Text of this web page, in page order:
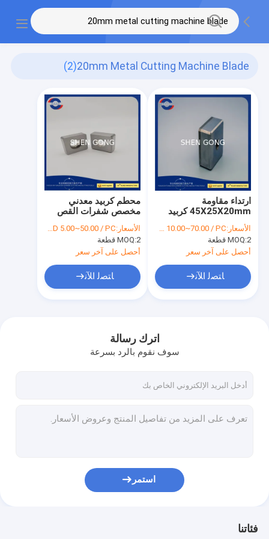
20mm Metal Cutting Machine Blade
(2)
محطم كربيد معدني
مخصص شفرات القص
آلة القطع المعدنية للآلات
المطاط
الأسعار:USD 5.00~50.00 / PC
MOQ:2 قطعة
أحصل على آخر سعر
ﺎﺘﺼﻟ ﺍﻶﻧ
ارتداء مقاومة
45X25X20mm كربيد
شفرات كسارة الورق
شفرات قطع الورق
سكاكين آلة التبغ
الأسعار:USD 10.00~70.00 / PC
MOQ:2 قطعة
أحصل على آخر سعر
ﺎﺘﺼﻟ ﺍﻶﻧ
اترك رسالة
سوف نقوم بالرد بسرعة
استمر
فئاتنا